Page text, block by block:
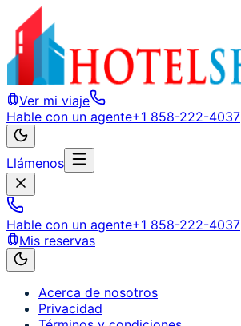
Ver mi viaje
Hable con un agente+1 858-222-4037
Llámenos
Hable con un agente+1 858-222-4037
Mis reservas
Acerca de nosotros
Privacidad